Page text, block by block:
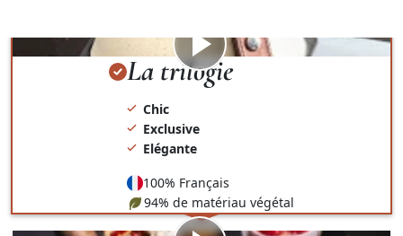
Visionner
la
La trilogie
Chic
Exclusive
Elégante
100% Français
94% de matériau végétal